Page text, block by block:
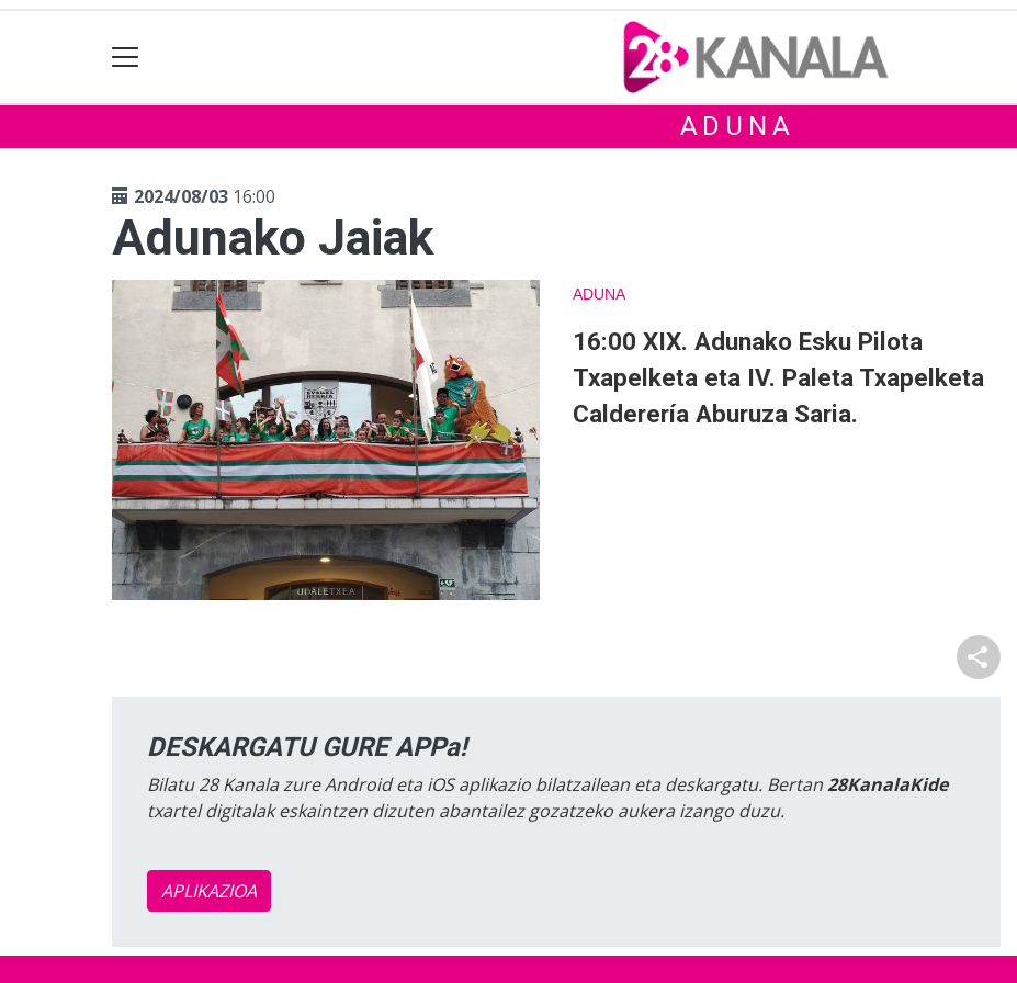
ADUNA
2024/08/03 16:00
Adunako Jaiak
ADUNA
16:00 XIX. Adunako Esku Pilota
Txapelketa eta IV. Paleta Txapelketa
Calderería Aburuza Saria.
DESKARGATU GURE APPa!
Bilatu 28 Kanala zure Android eta iOS aplikazio bilatzailean eta deskargatu. Bertan28KanalaKide
txartel digitalak eskaintzen dizuten abantailez gozatzeko aukera izango duzu.
APLIKAZIOA